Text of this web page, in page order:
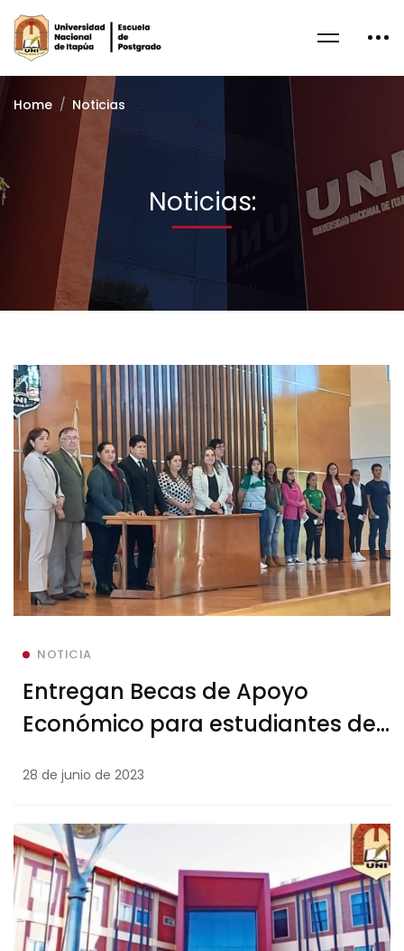
Home Noticias
Noticias:
NOTICIA
Entregan Becas de Apoyo
Económico para estudiantes de
semestre del año 2023
28 de junio de 2023